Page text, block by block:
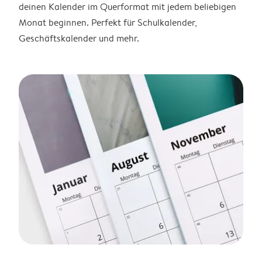
deinen Kalender im Querformat mit jedem beliebigen
Monat beginnen. Perfekt für Schulkalender,
Geschäftskalender und mehr.